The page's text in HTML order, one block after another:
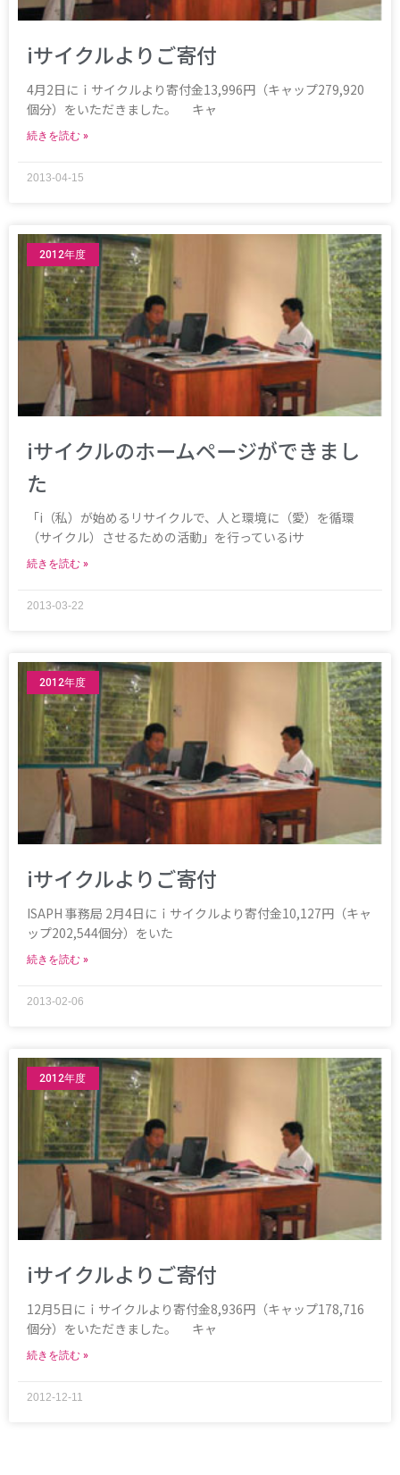
iサイクルよりご寄付
4月2日にｉサイクルより寄付金13,996円（キャップ279,920
個分）をいただきました。 キャ
続きを読む »
2013-04-15
2012年度
iサイクルのホームページができまし
た
「i（私）が始めるリサイクルで、人と環境に（愛）を循環
（サイクル）させるための活動」を行っているiサ
続きを読む »
2013-03-22
2012年度
iサイクルよりご寄付
ISAPH 事務局 2月4日にｉサイクルより寄付金10,127円（キャ
ップ202,544個分）をいた
続きを読む »
2013-02-06
2012年度
iサイクルよりご寄付
12月5日にｉサイクルより寄付金8,936円（キャップ178,716
個分）をいただきました。 キャ
続きを読む »
2012-12-11